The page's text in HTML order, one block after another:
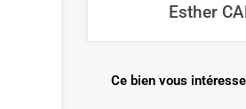
Esther
Ce bien vous